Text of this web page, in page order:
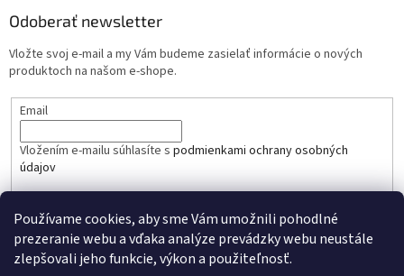
Používame cookies, aby sme Vám umožnili pohodlné
prezeranie webu a vďaka analýze prevádzky webu neustále
zlepšovali jeho funkcie, výkon a použiteľnosť.
Odoberať newsletter
Vložte svoj e-mail a my Vám budeme zasielať informácie o nových
produktoch na našom e-shope.
Email
Vložením e-mailu súhlasíte s podmienkami ochrany osobných
údajov
PRIHLÁSIŤ SA